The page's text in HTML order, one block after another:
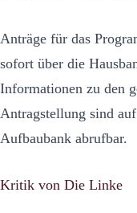
Anträge für das
sofort über die
Informationen zu den
Antragstellung sind
Aufbaubank abrufbar.
Kritik von Die Linke